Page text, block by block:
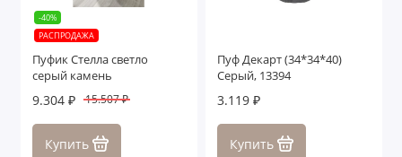
-40%
РАСПРОДАЖА
Пуфик Стелла светло
серый камень
9.304 ₽ 15.507 ₽
Купить
Пуф Декарт (34*34*40)
Серый, 13394
3.119 ₽
Купить